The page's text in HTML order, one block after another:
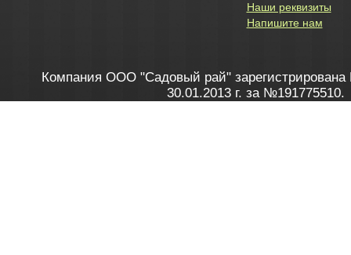
Наши реквизиты
Напишите нам
Компания ООО "Садовый рай" зарегистрирована
30.01.2013 г. за №191775510.